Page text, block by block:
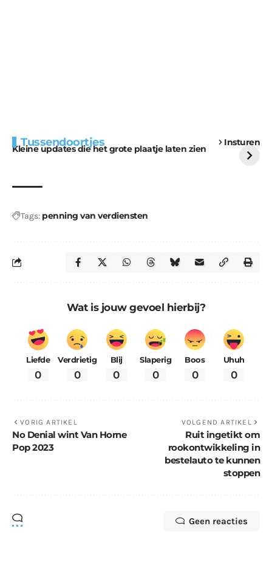
Tussendoortjes Insturen
Kleine updates die het grote plaatje laten zien
voor kabouters
uitdaging
Tags: penning van verdiensten
Wat is jouw gevoel hierbij?
Liefde
0
Verdrietig
0
Blij
0
Slaperig
0
Boos
0
Uhuh
0
VORIG ARTIKEL
No Denial wint Van Horne
Pop 2023
VOLGEND ARTIKEL
Ruit ingetikt om
rookontwikkeling in
bestelauto te kunnen
stoppen
Geen reacties